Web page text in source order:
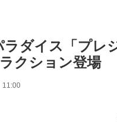
ラダイス「プ
クション登場
11:00